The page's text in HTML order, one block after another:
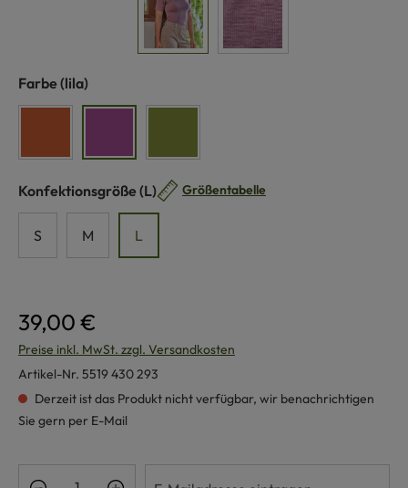
Farbe auswählen
(lila)
Konfektionsgröße auswählen
(L) Größentabelle
S M L
39,00 €
Preise inkl. MwSt. zzgl. Versandkosten
Artikel-Nr. 5519 430 293
Derzeit ist das Produkt nicht verfügbar, wir benachrichtigen
Sie gern per E-Mail